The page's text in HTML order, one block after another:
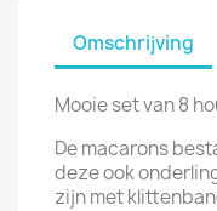
Omschrijving
Mooie set van 8
De macarons
deze ook
zijn met